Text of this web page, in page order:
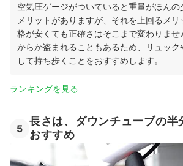
空気圧ゲージがついていると重量がほん
メリットがありますが、それを上回るメ
格が安くても正確さはそこまで変わりま
からか盗まれることもあるため、リュック
して持ち歩くことをおすすめします。
ランキングを見る
5
長さは、ダウンチューブの半
おすすめ